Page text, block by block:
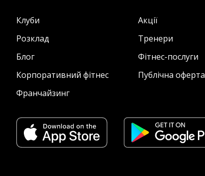
Клуби Акції
Розклад
Тренери
Блог
Фітнес-послуги
Корпоративний фітнес
Публічна оферта
Франчайзинг